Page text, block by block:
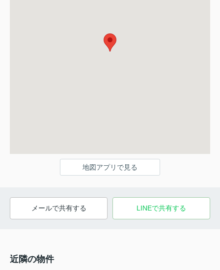
地図アプリで見る
メールで共有する LINEで共有する
近隣の物件